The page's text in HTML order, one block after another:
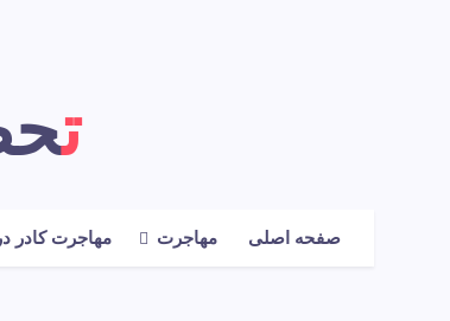
صفحه اصلی مهاجرت مهاجرت کادر